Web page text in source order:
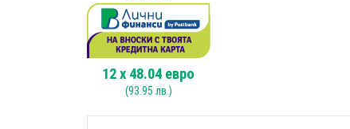
12x 48.04 евро
(93.95 лв.)